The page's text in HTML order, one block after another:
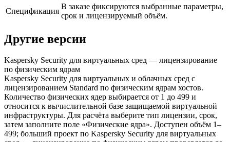
Спецификация
В заказе фиксируются выбранные параметры,
срок и лицензируемый объём.
Другие версии
Kaspersky Security для виртуальных сред — лицензирование
по физическим ядрам
Kaspersky Security для виртуальных и облачных сред с
лицензированием Standard по физическим ядрам хостов.
Количество физических ядер выбирается от 1 до 499 и
относится к вычислительной базе защищаемой виртуальной
инфраструктуры. Для расчёта выберите тип лицензии, срок,
затем заполните поле «Физические ядра». Доступен объём 1–
499; больший проект по Kaspersky Security для виртуальных